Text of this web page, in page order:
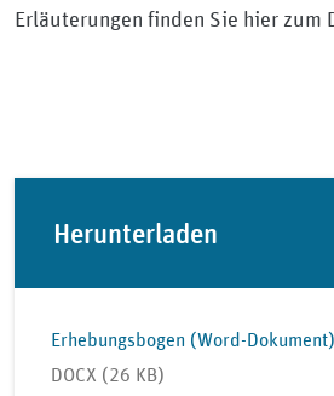
Erläuterungen finden Sie hier zum
Herunterladen
Erhebungsbogen (Word-Dokument)
DOCX (26 KB)